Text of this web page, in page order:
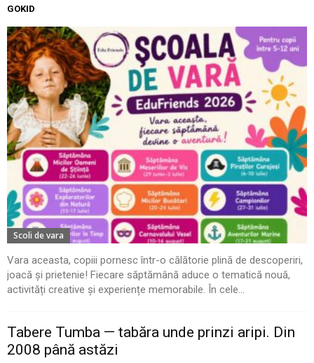
GOKID
Scoli de vara
Vara aceasta, copiii pornesc într-o călătorie plină de descoperiri,
joacă și prietenie! Fiecare săptămână aduce o tematică nouă,
activități creative și experiențe memorabile. În cele...
Tabere Tumba — tabăra unde prinzi aripi. Din
2008 până astăzi